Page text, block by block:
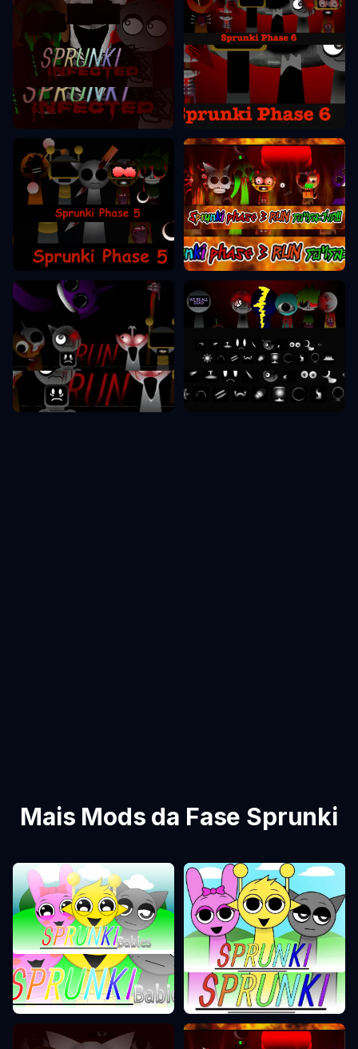
Fase Sprunki 2
Fase Sprunki 6
Fase Sprunki 5
Fase Sprunki 3
Fase Sprunki 7 Fase Sprunki 9
Mais Mods da Fase Sprunki
Fase Sprunki 0
Fase Sprunki 1